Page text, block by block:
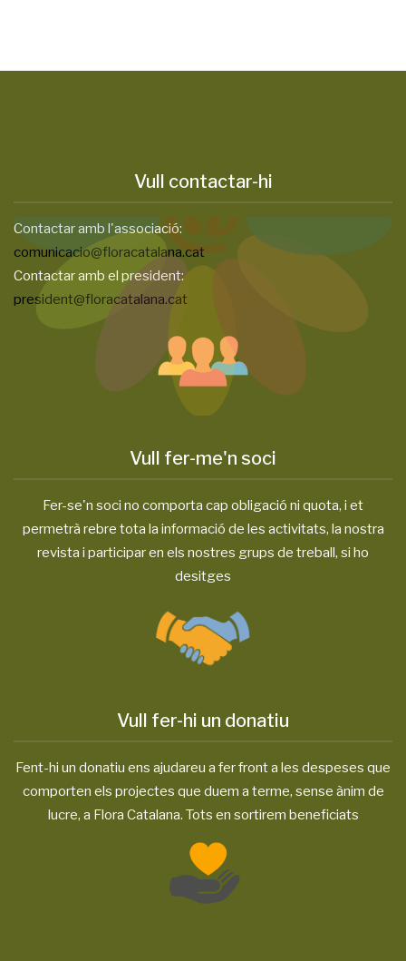
Vull contactar-hi
Contactar amb l'associació:
comunicacio@floracatalana.cat
Contactar amb el president:
president@floracatalana.cat
Vull fer-me'n soci
Fer-se'n soci no comporta cap obligació ni quota, i et
permetrà rebre tota la informació de les activitats, la nostra
revista i participar en els nostres grups de treball, si ho
desitges
Vull fer-hi un donatiu
Fent-hi un donatiu ens ajudareu a fer front a les despeses que
comporten els projectes que duem a terme, sense ànim de
lucre, a Flora Catalana. Tots en sortirem beneficiats